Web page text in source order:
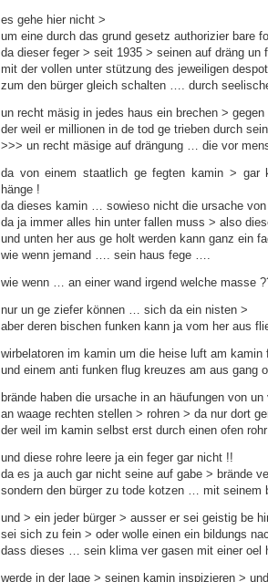
es gehe hier nicht >
um eine durch das grund gesetz authorizier bare
da dieser feger > seit 1935 > seinen auf dräng un
mit der vollen unter stützung des jeweiligen
zum den bürger gleich schalten …. durch
un recht mäsig in jedes haus ein brechen >
der weil er millionen in de tod ge trieben durch
>>> un recht mäsige auf drängung … die vor
da von einem staatlich ge fegten kamin > gar
hänge !
da dieses kamin … sowieso nicht die ursache von
da ja immer alles hin unter fallen muss > also
und unten her aus ge holt werden kann ganz ein
wie wenn jemand …. sein haus fege ….
wie wenn … an einer wand irgend welche masse
nur un ge ziefer können … sich da ein nisten >
aber deren bischen funken kann ja vom her aus
wirbelatoren im kamin um die heise luft am kamin
und einem anti funken flug kreuzes am aus gang
brände haben die ursache in an häufungen von
an waage rechten stellen > rohren > da nur dort
der weil im kamin selbst erst durch einen ofen
und diese rohre leere ja ein feger gar nicht !!
da es ja auch gar nicht seine auf gabe > brände
sondern den bürger zu tode kotzen … mit
und > ein jeder bürger > ausser er sei geistig be
sei sich zu fein > oder wolle einen ein bildungs
dass dieses … sein klima ver gasen mit einer oel
werde in der lage > seinen kamin inspizieren >